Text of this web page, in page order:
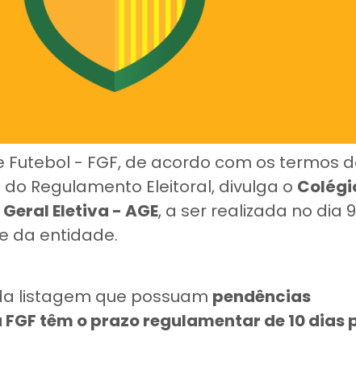
- FGF, de acordo com os termos
do Regulamento Eleitoral, divulga o
Eletiva - AGE, a ser realizada no dia
da entidade.
listagem que possuam pendências
têm o prazo regulamentar de 10 dias